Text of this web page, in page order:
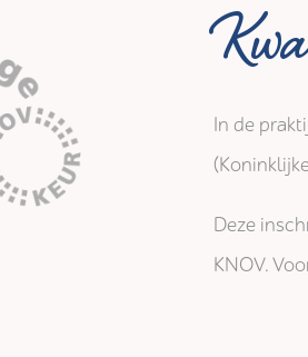
In de
Deze
KNOV.